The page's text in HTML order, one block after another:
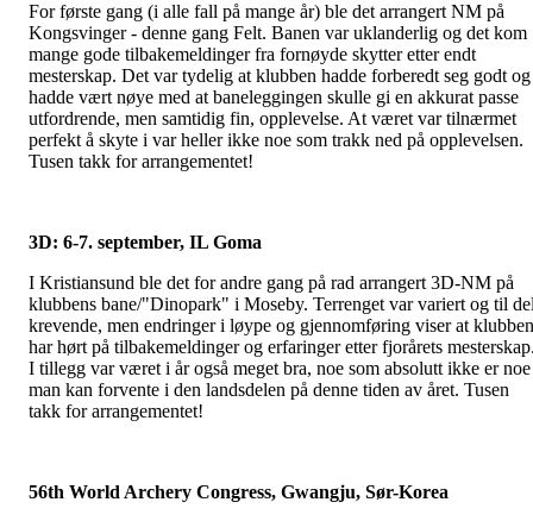
For første gang (i alle fall på mange år) ble det arrangert NM på
Kongsvinger - denne gang Felt. Banen var uklanderlig og det kom
mange gode tilbakemeldinger fra fornøyde skytter etter endt
mesterskap. Det var tydelig at klubben hadde forberedt seg godt og
hadde vært nøye med at baneleggingen skulle gi en akkurat passe
utfordrende, men samtidig fin, opplevelse. At været var tilnærmet
perfekt å skyte i var heller ikke noe som trakk ned på opplevelsen.
Tusen takk for arrangementet!
3D: 6-7. september, IL Goma
I Kristiansund ble det for andre gang på rad arrangert 3D-NM på
klubbens bane/"Dinopark" i Moseby. Terrenget var variert og til
krevende, men endringer i løype og gjennomføring viser at klubben
har hørt på tilbakemeldinger og erfaringer etter fjorårets
I tillegg var været i år også meget bra, noe som absolutt ikke er noe
man kan forvente i den landsdelen på denne tiden av året. Tusen
takk for arrangementet!
56th World Archery Congress, Gwangju, Sør-Korea